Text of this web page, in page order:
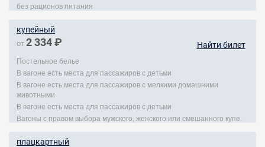
без рационов питания
купейный
от 2 334 ₽ Найти билет
Постельное белье
В вагоне есть места для пассажиров с детьми
В вагоне есть места для пассажиров с мелкими домашними
животными
В вагоне есть места для пассажиров с детьми
Вагоны с правом выбора мужского, женского или смешанного купе.
плацкартный